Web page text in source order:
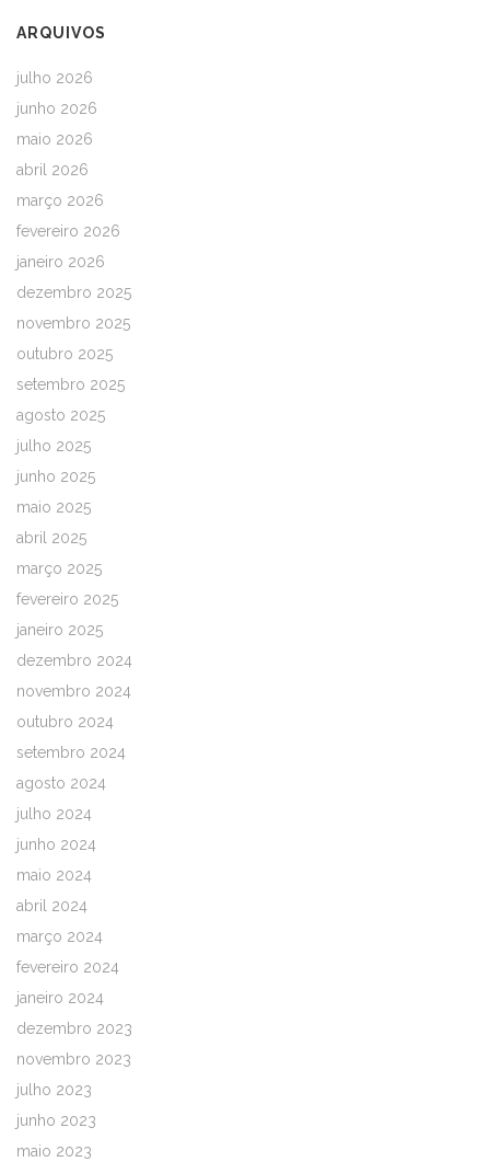
ARQUIVOS
julho 2026
junho 2026
maio 2026
abril 2026
março 2026
fevereiro 2026
janeiro 2026
dezembro 2025
novembro 2025
outubro 2025
setembro 2025
agosto 2025
julho 2025
junho 2025
maio 2025
abril 2025
março 2025
fevereiro 2025
janeiro 2025
dezembro 2024
novembro 2024
outubro 2024
setembro 2024
agosto 2024
julho 2024
junho 2024
maio 2024
abril 2024
março 2024
fevereiro 2024
janeiro 2024
dezembro 2023
novembro 2023
julho 2023
junho 2023
maio 2023